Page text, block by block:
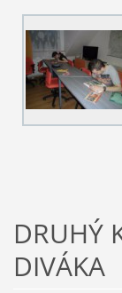
DRUHÝ
DIVÁKA